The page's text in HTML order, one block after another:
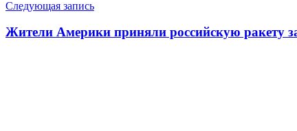
Следующая запись
Жители Америки приняли российскую ракету